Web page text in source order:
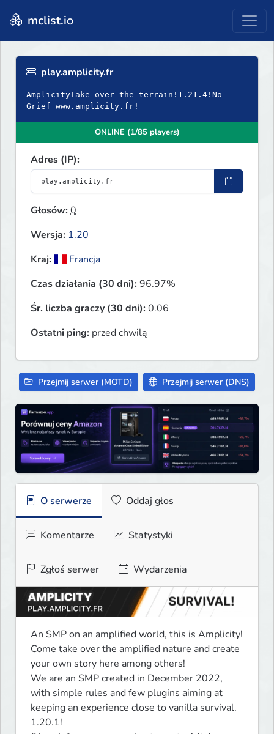
mclist.io
play.amplicity.fr
AmplicityTake over the terrain!1.21.4!No
Grief www.amplicity.fr!
ONLINE (1/85 players)
Adres (IP):
Głosów:0
Wersja: 1.20
Kraj:
Francja
Czas działania (30 dni):96.97%
Śr. liczba graczy (30 dni):0.06
Ostatni ping: przed chwilą
Przejmij serwer (MOTD) Przejmij serwer (DNS)
O serwerze Oddaj głos
Komentarze Statystyki
Zgłoś serwer Wydarzenia
An SMP on an amplified world, this is Amplicity!
Come take over the amplified nature and create
your own story here among others!
We are an SMP created in December 2022,
with simple rules and few plugins aiming at
keeping an experience close to vanilla survival.
1.20.1!